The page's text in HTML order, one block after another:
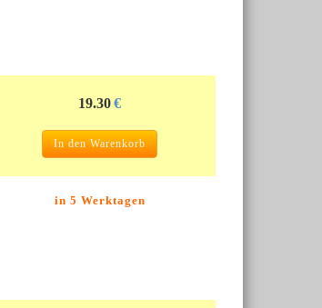
19.30€
In den Warenkorb
in 5 Werktagen